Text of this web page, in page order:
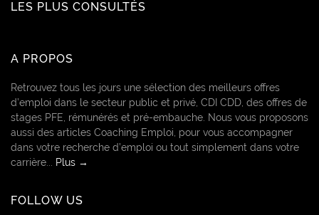
LES PLUS CONSULTÉS
A PROPOS
Retrouvez tous les jours une sélection des meilleurs offres
d’emploi dans le secteur public et privé, CDI CDD, des offres de
stages PFE, rémunérés et pré-embauche. Nous vous proposons
aussi des articles Coaching Emploi, pour vous accompagner
dans votre recherche d’emploi ou tout simplement dans votre
carrière...
Plus →
FOLLOW US